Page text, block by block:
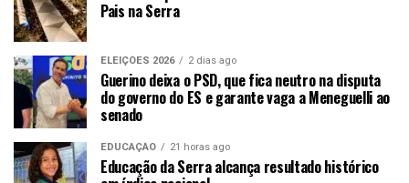
Pais na Serra
ELEIÇÕES 2026 2 dias ago
Guerino deixa o PSD, que fica neutro na disputa
do governo do ES e garante vaga a Meneguelli ao
senado
EDUCAÇÃO 21 horas ago
Educação da Serra alcança resultado histórico